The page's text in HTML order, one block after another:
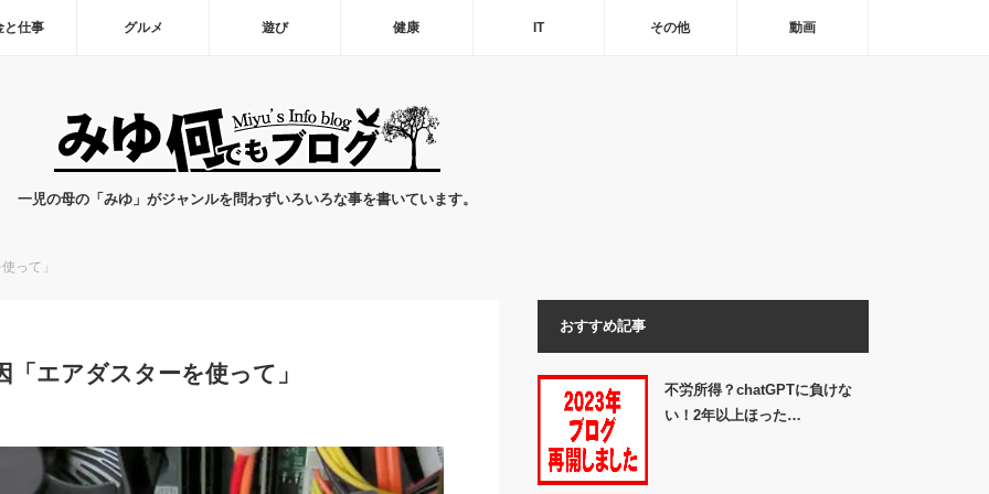
と仕事 グルメ 遊び 健康 IT その他 動画
一児の母の「みゆ」がジャンルを問わずいろいろな事を書いています。
って」
エアダスターを使って」
おすすめ記事
不労所得？chatGPTに負けな
い！2年以上ほった…